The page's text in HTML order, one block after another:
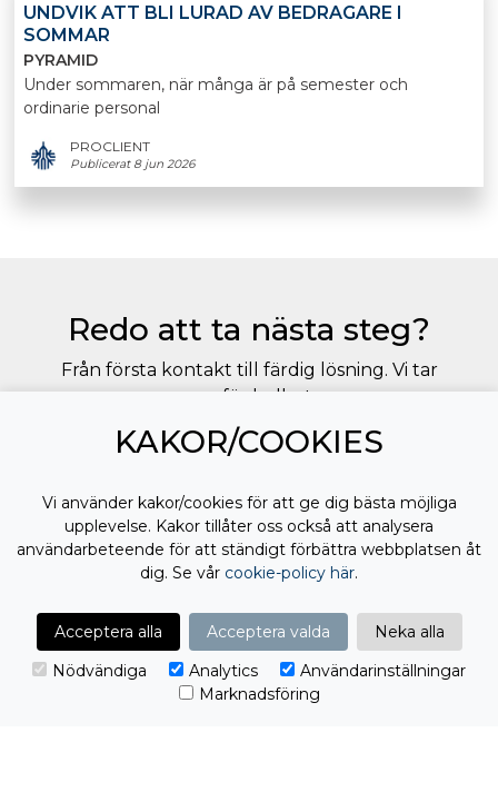
UNDVIK ATT BLI LURAD AV BEDRAGARE I
SOMMAR
PYRAMID
Under sommaren, när många är på semester och
ordinarie personal
PROCLIENT
Publicerat 8 jun 2026
Redo att ta nästa steg?
Från första kontakt till färdig lösning. Vi tar
ansvar för helheten.
Jag vill komma igång!
Jag samtycker till
behandling av mina
KAKOR/COOKIES
Vi använder kakor/cookies för att ge dig bästa möjliga
upplevelse. Kakor tillåter oss också att analysera
användarbeteende för att ständigt förbättra webbplatsen åt
dig. Se vår cookie-policy här.
Acceptera alla Acceptera valda
Neka alla
Nödvändiga
Analytics
Användarinställningar
Marknadsföring